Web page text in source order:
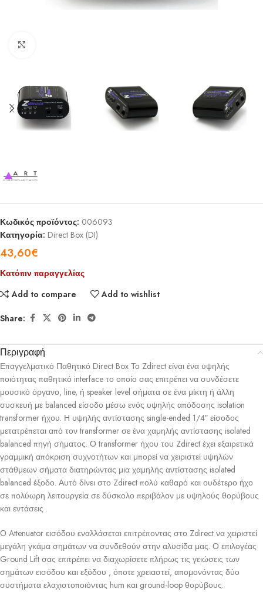
Κωδικός προϊόντος: 006093
Κατηγορία: Direct Box (DI)
43,60€
Κατόπιν παραγγελίας
Add to compare
Add to wishlist
Share:
Περιγραφή
Επαγγελματικό Παθητικό Direct Box Το Zdirect είναι ένα υψηλής
ποιότητας παθητικό interface το οποίο σας επιτρέπει να συνδέσετε
μουσικό όργανο, line, ή speaker level σήματα σε ένα μίκτη ή άλλη
συσκευή με balanced είσοδο μέσω ενός υψηλής απόδοσης isolation
transformer ήχου. Η υψηλής αντίστασης single-ended 1/4″ είσοδος
μετατρέπεται από τον transformer σε ένα χαμηλής αντίστασης isolated
balanced πηγή σήματος. Ο transformer ήχου του Zdirect έχει εξαιρετικά
γραμμική απόκριση συχνοτήτων και μπορεί να χειριστεί υψηλών
στάθμεων σήματα διατηρώντας μια χαμηλής αντίστασης isolated
balanced έξοδο. Αυτό δίνει στο Zdirect πολύ καθαρό και ουδέτερο ήχο
σε πολύωρη λειτουργεία σε δύσκολο περιβάλον με υψηλούς θορύβους
και εντάσεις .
Ο Attenuator εισόδου εναλλάσεται επιτρέποντας στο Zdirect να χειριστεί
μεγάλη γκάμα σημάτων να συνδεθούν στην αλυσίδα μας. Ο επιλογέας
Ground Lift σας επιτρέπει να διαχωρίσετε πλήρως τις γειώσεις των
σημάτων εισόδου και εξόδου , όποτε χρειαστεί, απομονόντας δύο
συστήματα ελαχιστοποιόντας hum και ground-loop θορύβους.